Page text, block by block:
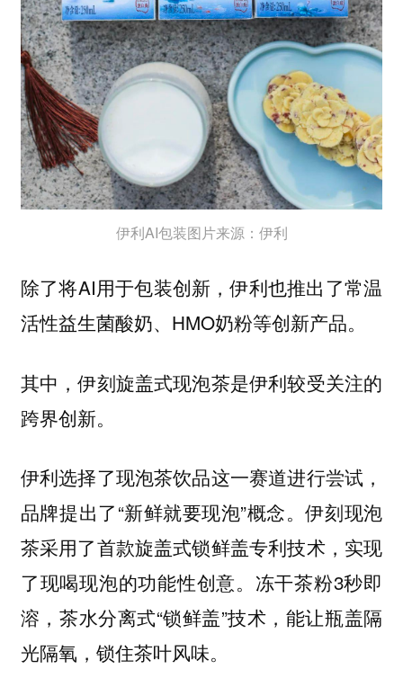
伊利AI包装图片来源：伊利
除了将AI用于包装创新，伊利也推出了常温
活性益生菌酸奶、HMO奶粉等创新产品。
其中，伊刻旋盖式现泡茶是伊利较受关注的
跨界创新。
伊利选择了现泡茶饮品这一赛道进行尝试，
品牌提出了“新鲜就要现泡”概念。伊刻现泡
茶采用了首款旋盖式锁鲜盖专利技术，实现
了现喝现泡的功能性创意。冻干茶粉3秒即
溶，茶水分离式“锁鲜盖”技术，能让瓶盖隔
光隔氧，锁住茶叶风味。